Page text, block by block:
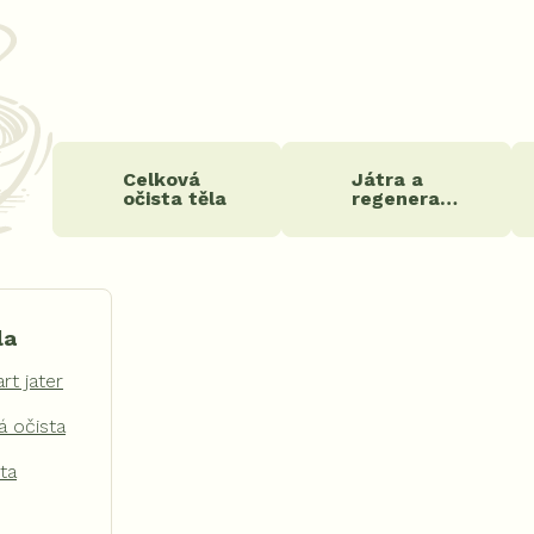
jater
očista
Celková
očista těla
Játra a
regenerace